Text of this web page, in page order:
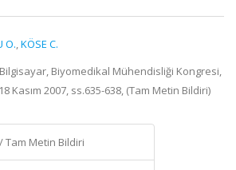
O.,KÖSE C.
Biyomedikal Mühendisliği Kongresi,
Kasım 2007, ss.635-638, (Tam Metin Bildiri)
Tam Metin Bildiri